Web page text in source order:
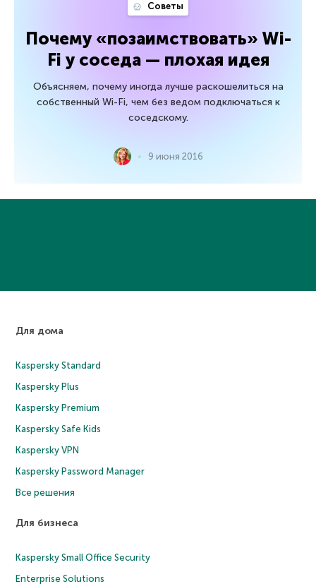
Советы
Почему «позаимствовать» Wi-
Fi у соседа — плохая идея
Объясняем, почему иногда лучше раскошелиться на
собственный Wi-Fi, чем без ведом подключаться к
соседскому.
9 июня 2016
Для дома
Kaspersky Standard
Kaspersky Plus
Kaspersky Premium
Kaspersky Safe Kids
Kaspersky VPN
Kaspersky Password Manager
Все решения
Для бизнеса
Kaspersky Small Office Security
Enterprise Solutions